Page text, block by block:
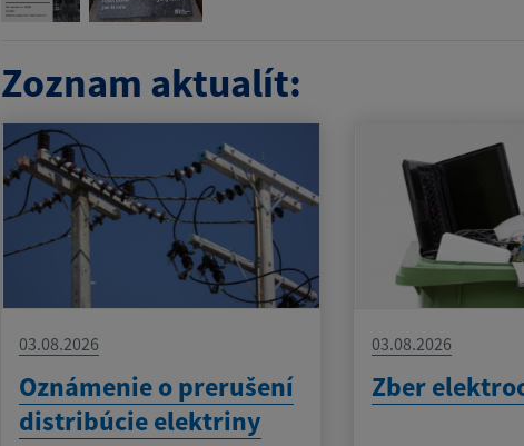
Zoznam aktualít:
03.08.2026
Oznámenie o prerušení
distribúcie elektriny
03.08.2026
Zber